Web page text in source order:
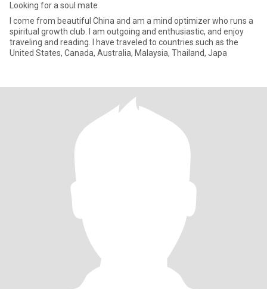
Looking for a soul mate
I come from beautiful China and am a mind optimizer who runs a
spiritual growth club. I am outgoing and enthusiastic, and enjoy
traveling and reading. I have traveled to countries such as the
United States, Canada, Australia, Malaysia, Thailand, Japa